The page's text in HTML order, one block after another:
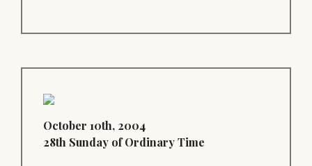
October 10th, 2004
28th Sunday of Ordinary Time